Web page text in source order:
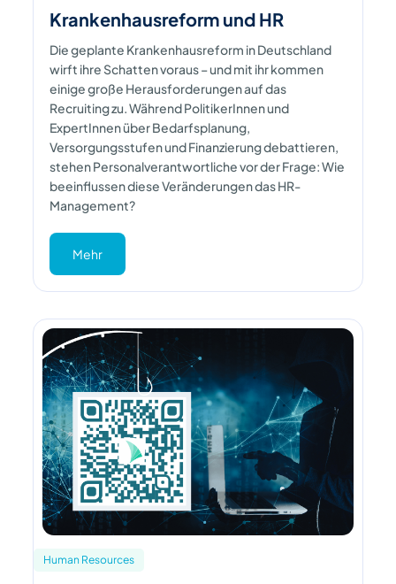
Krankenhausreform und HR
Die geplante Krankenhausreform in Deutschland
wirft ihre Schatten voraus – und mit ihr kommen
einige große Herausforderungen auf das
Recruiting zu. Während PolitikerInnen und
ExpertInnen über Bedarfsplanung,
Versorgungsstufen und Finanzierung debattieren,
stehen Personalverantwortliche vor der Frage: Wie
beeinflussen diese Veränderungen das HR-
Management?
Mehr
Human Resources